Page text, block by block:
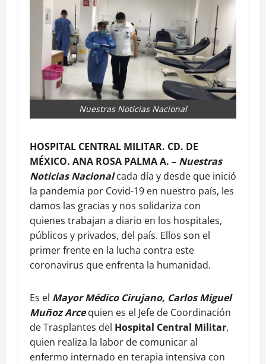
Nuestras Noticias Nacional
HOSPITAL CENTRAL MILITAR. CD. DE
MÉXICO. ANA ROSA PALMA A. – Nuestras
Noticias Nacionalcada día y desde que inició
la pandemia por Covid-19 en nuestro país, les
damos las gracias y nos solidariza con
quienes trabajan a diario en los hospitales,
públicos y privados, del país. Ellos son el
primer frente en la lucha contra este
coronavirus que enfrenta la humanidad.
Es el Mayor Médico Cirujano, Carlos Miguel
Muñoz Arcequien es el Jefe de Coordinación
de Trasplantes del Hospital Central Militar,
quien realiza la labor de comunicar al
enfermo internado en terapia intensiva con